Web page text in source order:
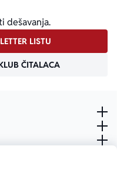
dešavanja.
LISTU
ČITALACA